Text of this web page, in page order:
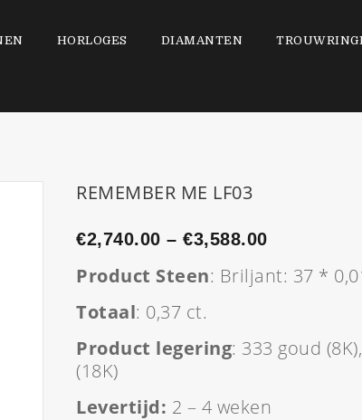
HORLOGES DIAMANTEN
REMEMBER ME LF03
€2,740.00 – €3,588.00
Product Steen: Briljant: 37 *
Totaal: 0,37 ct.
Product legering: 333 goud
(18K)
Levertijd: 2 – 4 weken